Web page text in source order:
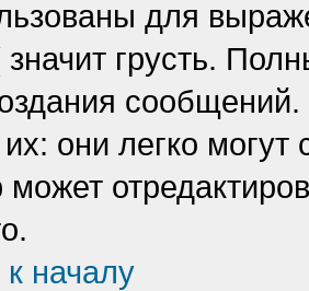
для
значит грусть.
сообщений.
их: они легко
может
началу